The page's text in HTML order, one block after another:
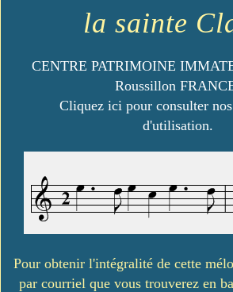
la sainte
CENTRE PATRIMOINE
Roussillon
Cliquez ici pour consulter
d'utilisation.
Pour obtenir l'intégralité de cette
par courriel que vous trouverez en